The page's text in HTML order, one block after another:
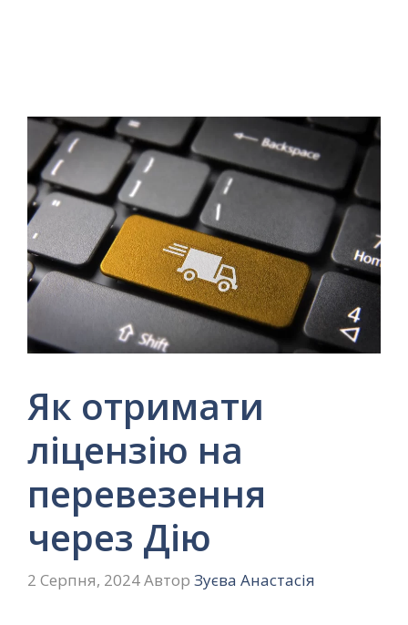
Як отримати
ліцензію на
перевезення
через Дію
2 Серпня, 2024Автор Зуєва Анастасія